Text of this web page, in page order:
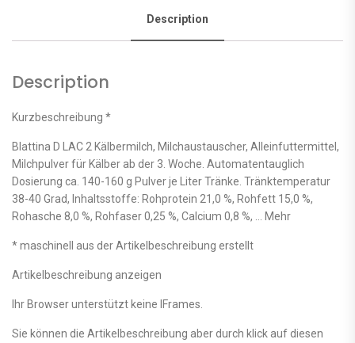
Description
Description
Kurzbeschreibung *
Blattina D LAC 2 Kälbermilch, Milchaustauscher, Alleinfuttermittel,
Milchpulver für Kälber ab der 3. Woche. Automatentauglich
Dosierung ca. 140-160 g Pulver je Liter Tränke. Tränktemperatur
38-40 Grad, Inhaltsstoffe: Rohprotein 21,0 %, Rohfett 15,0 %,
Rohasche 8,0 %, Rohfaser 0,25 %, Calcium 0,8 %, … Mehr
* maschinell aus der Artikelbeschreibung erstellt
Artikelbeschreibung anzeigen
Ihr Browser unterstützt keine IFrames.
Sie können die Artikelbeschreibung aber durch klick auf diesen